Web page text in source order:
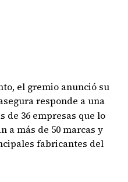
el gremio anunció su
responde a una
de 36 empresas que lo
a más de 50 marcas y
fabricantes del